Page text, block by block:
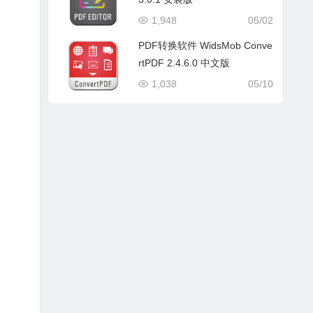
05/02
1,948
PDF转换软件 WidsMob Conve
rtPDF 2.4.6.0 中文版
05/10
1,038